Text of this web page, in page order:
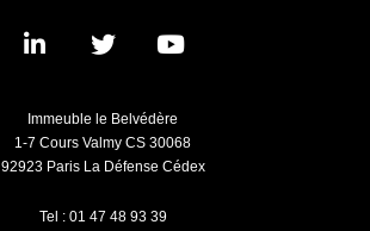
Immeuble le Belvédère
1-7 Cours Valmy CS 30068
92923 Paris La Défense Cédex
Tel : 01 47 48 93 39